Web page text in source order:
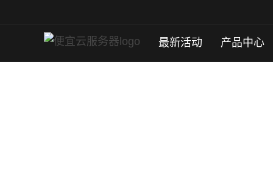
最新活动 产品中心